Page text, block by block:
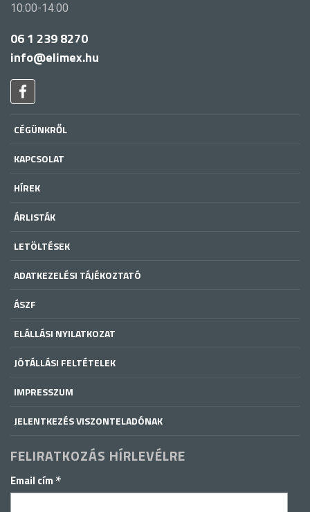
10:00-14:00
06 1 239 8270
info@elimex.hu
CÉGÜNKRŐL
KAPCSOLAT
HÍREK
ÁRLISTÁK
LETÖLTÉSEK
ADATKEZELÉSI TÁJÉKOZTATÓ
ÁSZF
ELÁLLÁSI NYILATKOZAT
JÓTÁLLÁSI FELTÉTELEK
IMPRESSZUM
JELENTKEZÉS VISZONTELADÓNAK
FELIRATKOZÁS HÍRLEVÉLRE
Email cím *